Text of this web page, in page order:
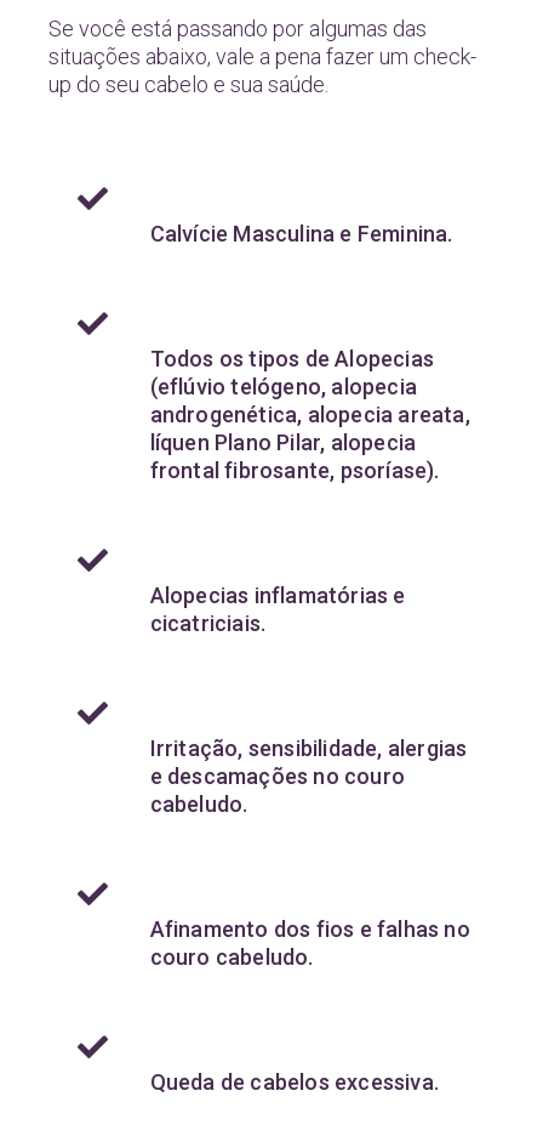
Se você está passando por algumas das
situações abaixo, vale a pena fazer um check-
up do seu cabelo e sua saúde.
Calvície Masculina e Feminina.
Todos os tipos de Alopecias
(eflúvio telógeno, alopecia
androgenética, alopecia areata,
líquen Plano Pilar, alopecia
frontal fibrosante, psoríase).
Alopecias inflamatórias e
cicatriciais.
Irritação, sensibilidade, alergias
e descamações no couro
cabeludo.
Afinamento dos fios e falhas no
couro cabeludo.
Queda de cabelos excessiva.